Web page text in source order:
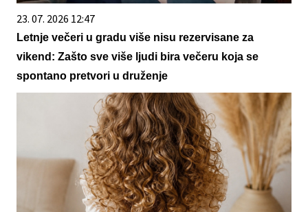
23. 07. 2026 12:47
Letnje večeri u gradu više nisu rezervisane za
vikend: Zašto sve više ljudi bira večeru koja se
spontano pretvori u druženje